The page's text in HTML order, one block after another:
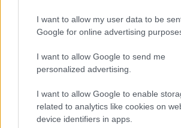
I want to allow my user data to be
Google for online advertising
I want to allow Google to send me
personalized advertising.
I want to allow Google to enable
related to analytics like cookies on
device identifiers in apps.
2025 / 09 / 04